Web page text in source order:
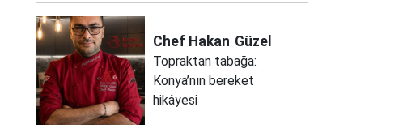
Chef Hakan Güzel
Topraktan tabağa:
Konya’nın bereket
hikâyesi